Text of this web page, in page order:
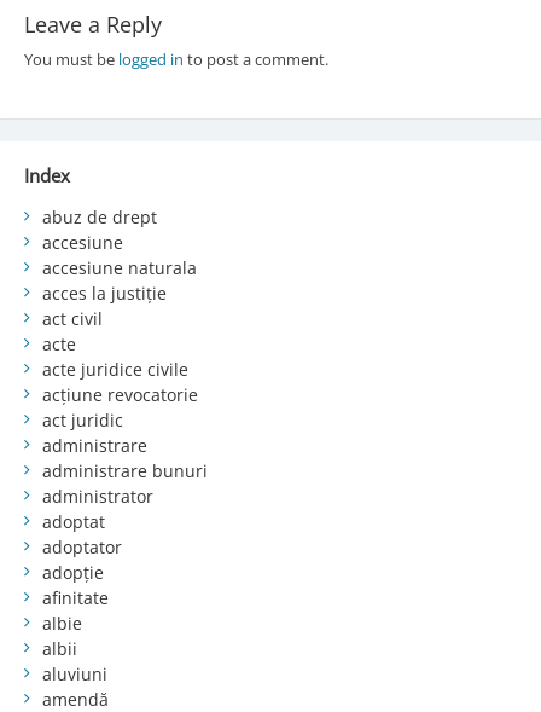
Leave a Reply
You must be logged in to post a comment.
Index
abuz de drept
accesiune
accesiune naturala
acces la justiție
act civil
acte
acte juridice civile
acțiune revocatorie
act juridic
administrare
administrare bunuri
administrator
adoptat
adoptator
adopție
afinitate
albie
albii
aluviuni
amendă